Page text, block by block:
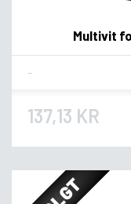
Multivit
137,13 KR